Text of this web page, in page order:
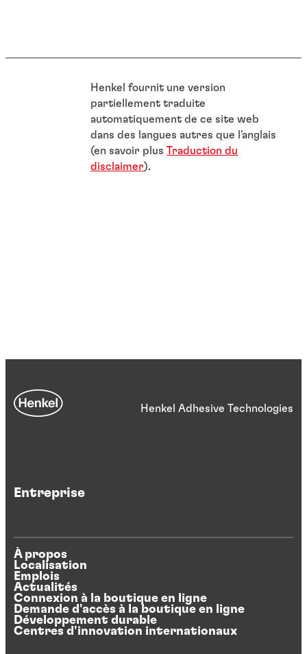
Henkel fournit une version
partiellement traduite
automatiquement de ce site web
dans des langues autres que l'anglais
(en savoir plus Traduction du
disclaimer).
Henkel Adhesive Technologies
Entreprise
À propos
Localisation
Emplois
Actualités
Connexion à la boutique en ligne
Demande d'accès à la boutique en ligne
Développement durable
Centres d'innovation internationaux